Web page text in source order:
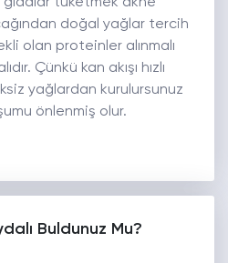
doğal yağlar tercih
olan proteinler alınmalı
Çünkü kan akışı hızlı
yağlardan kurulursunuz
önlenmiş olur.
Buldunuz Mu?